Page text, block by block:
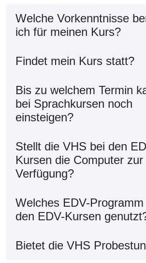
Welche Vorkenntnisse
ich für meinen Kurs?
Findet mein Kurs statt?
Bis zu welchem Termin
bei Sprachkursen noch
einsteigen?
Stellt die VHS bei den
Kursen die Computer zur
Verfügung?
Welches EDV-
den EDV-Kursen
Bietet die VHS